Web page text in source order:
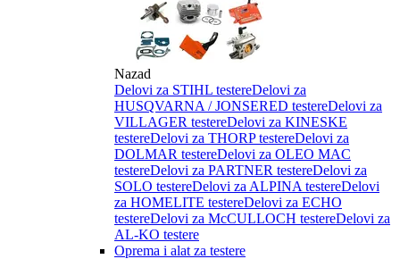
Nazad
Delovi za STIHL testereDelovi za
HUSQVARNA / JONSERED testereDelovi za
VILLAGER testereDelovi za KINESKE
testereDelovi za THORP testereDelovi za
DOLMAR testereDelovi za OLEO MAC
testereDelovi za PARTNER testereDelovi za
SOLO testereDelovi za ALPINA testereDelovi
za HOMELITE testereDelovi za ECHO
testereDelovi za McCULLOCH testereDelovi za
AL-KO testere
Oprema i alat za testere